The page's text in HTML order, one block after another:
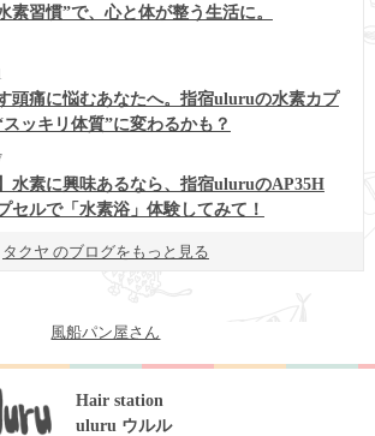
素習慣”で、心と体が整う生活に。
頭痛に悩むあなたへ。指宿uluruの水素カプ
スッキリ体質”に変わるかも？
水素に興味あるなら、指宿uluruのAP35H
セルで「水素浴」体験してみて！
タクヤ のブログをもっと見る
風船パン屋さん
Hair station
uluru ウルル